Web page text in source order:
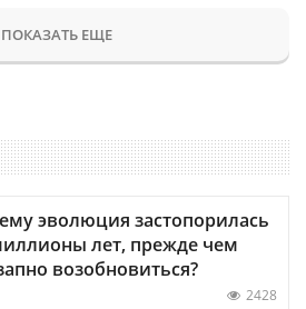
эволюция застопорилась
лет, прежде чем